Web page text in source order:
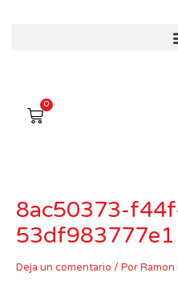
0
Carro
8ac50373-
53df983777e1
Deja un comentario / PorRamon